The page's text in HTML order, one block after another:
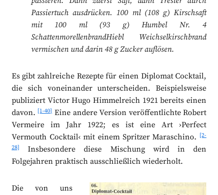
Passiertuch ausdrücken. 100 ml (108 g) Kirschsaft
mit 100 ml (93 g) Humbel Nr. 4
SchattenmorellenbrandHiebl Weichselkirschbrand
vermischen und darin 48 g Zucker auflösen.
Es gibt zahlreiche Rezepte für einen Diplomat Cocktail,
die sich voneinander unterscheiden. Beispielsweise
publiziert Victor Hugo Himmelreich 1921 bereits einen
davon. [1-40]Eine andere Version veröffentlichte Robert
Vermeire im Jahr 1922; es ist eine Art ›Perfect
Vermouth Cocktail‹ mit einem Spritzer Maraschino. [2-
28]
Insbesondere diese Mischung wird in den
Folgejahren praktisch ausschließlich wiederholt.
Die von uns